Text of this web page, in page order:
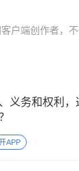
户端创作者，
义务和权利，
APP